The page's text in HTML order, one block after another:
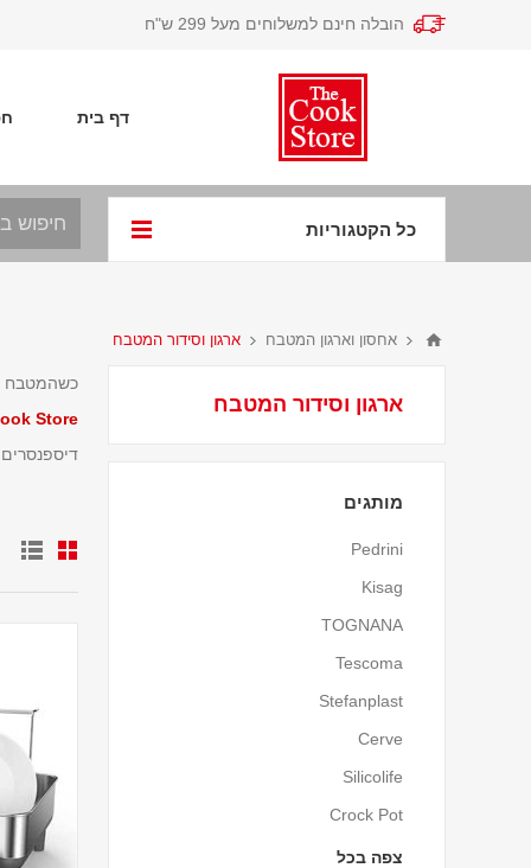
הובלה חינם למשלוחים מעל 299 ש"ח
דף בית
כל הקטגוריות
אחסון וארגון המטבח ארגון וסידור המטבח
כשהמטבח
Store
דיספנסרים
ארגון וסידור המטבח
מותגים
Pedrini
Kisag
TOGNANA
Tescoma
Stefanplast
Cerve
Silicolife
Crock Pot
צפה בכל